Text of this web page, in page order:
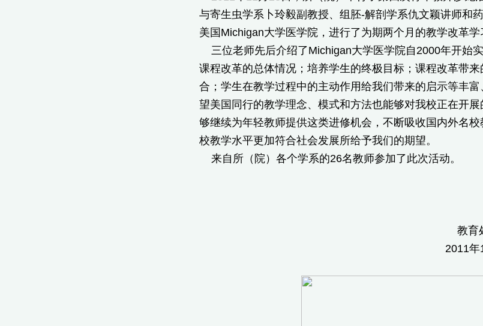
与寄生虫学系卜玲毅副教授、组胚-解剖学系仇文颖讲师和
美国Michigan大学医学院，进行了为期两个月的教学改革学
三位老师先后介绍了Michigan大学医学院自2000年开始
课程改革的总体情况；培养学生的终极目标；课程改革带
合；学生在教学过程中的主动作用给我们带来的启示等丰
望美国同行的教学理念、模式和方法也能够对我校正在开
够继续为年轻教师提供这类进修机会，不断吸收国内外名
校教学水平更加符合社会发展所给予我们的期望。
来自所（院）各个学系的26名教师参加了此次活动。
教育
2011年12月1